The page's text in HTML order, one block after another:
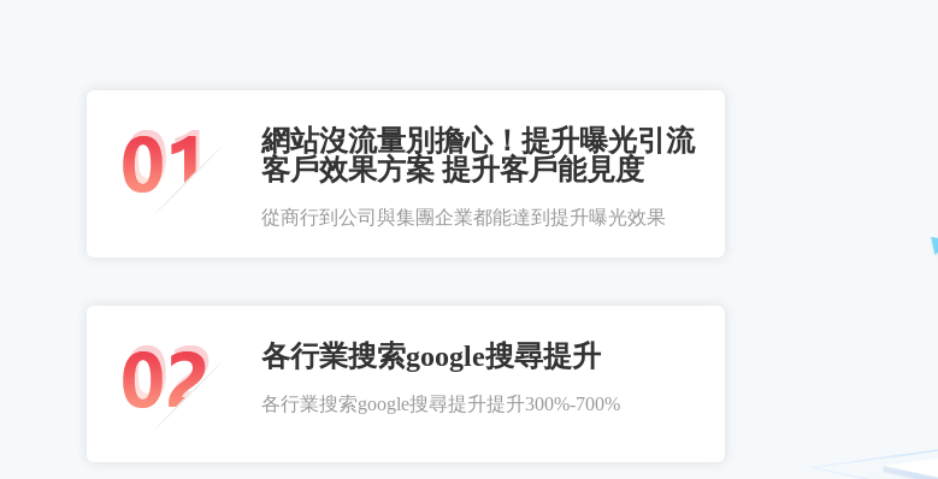
網站沒流量別擔心！提升曝光引流
客戶效果方案 提升客戶能見度
從商行到公司與集團企業都能達到提升曝光效果
各行業搜索google搜尋提升
各行業搜索google搜尋提升提升300%-700%